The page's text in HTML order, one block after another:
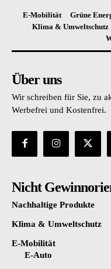
E-Mobilität Grüne
Klima & Umweltschutz
Über uns
Wir schreiben für Sie, zu
Werbefrei und Kostenfrei.
Nicht
Nachhaltige Produkte
Klima & Umweltschutz
E-Mobilität
E-Auto